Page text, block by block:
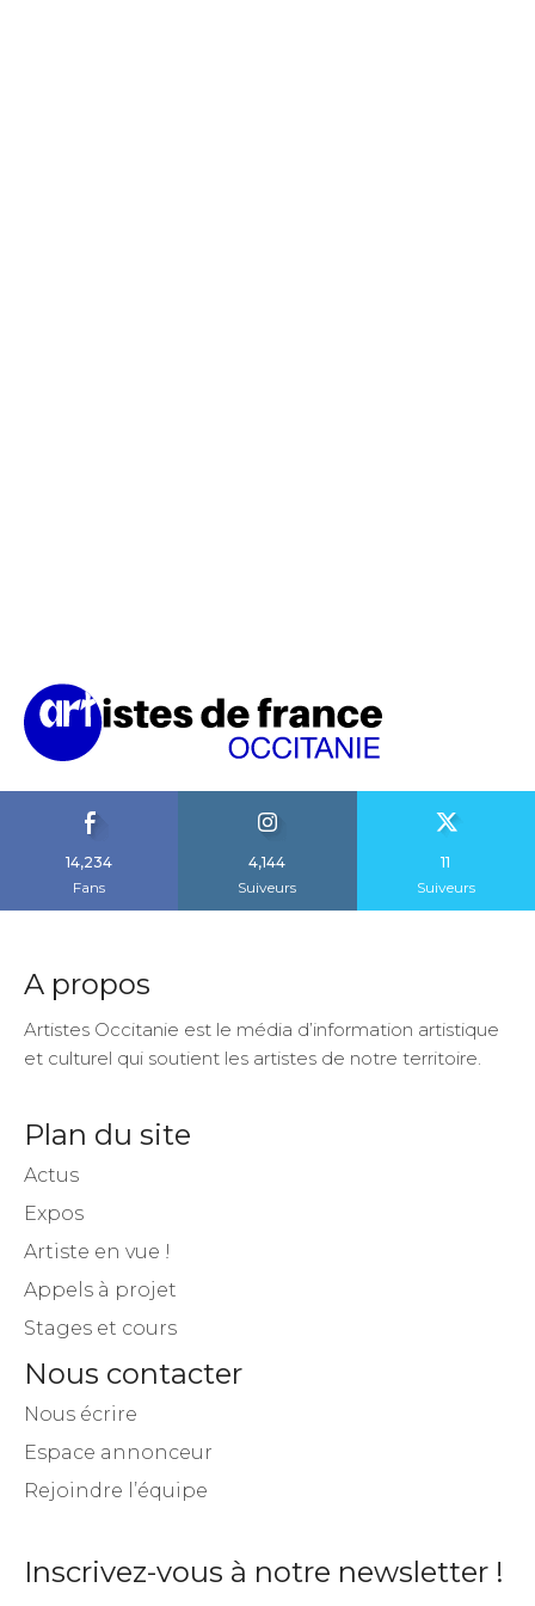
14,234
Fans
4,144
Suiveurs
11
Suiveurs
A propos
Artistes Occitanie est le média d’information artistique
et culturel qui soutient les artistes de notre territoire.
Plan du site
Actus
Expos
Artiste en vue !
Appels à projet
Stages et cours
Nous contacter
Nous écrire
Espace annonceur
Rejoindre l’équipe
Inscrivez-vous à notre newsletter !